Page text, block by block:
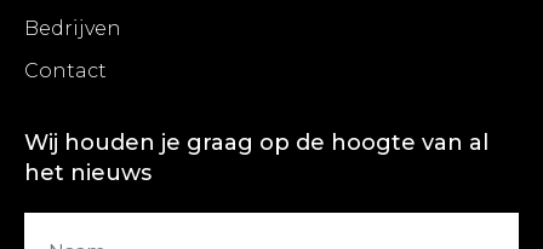
Bedrijven
Contact
Wij houden je graag op de hoogte van al
het nieuws